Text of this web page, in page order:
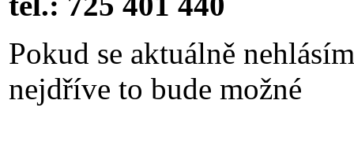
Pokud se aktuálně
nejdříve to bude možné